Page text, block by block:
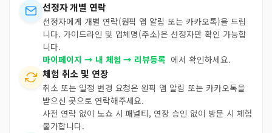
선정자 개별 연락
선정자에게 개별 연락(원픽 앱 알림 또는 카카오톡)을 드립
니다. 가이드라인 및 업체명(주소)은 선정자만 확인 가능합
니다.
마이페이지 → 내 체험 → 리뷰등록 에서 확인하세요.
체험 취소 및 연장
취소 또는 일정 변경 요청은 원픽 앱 알림 또는 카카오톡을
받으신 곳으로 연락해주세요.
사전 연락 없이 노쇼 시 패널티, 연장 승인 없이 방문 시 체험
불가합니다.